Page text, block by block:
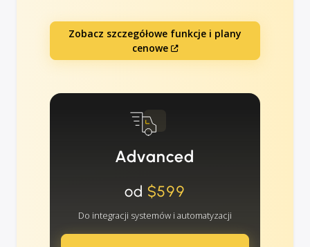
Zobacz szczegółowe funkcje i plany
cenowe
Advanced
od $599
Do integracji systemów i automatyzacji